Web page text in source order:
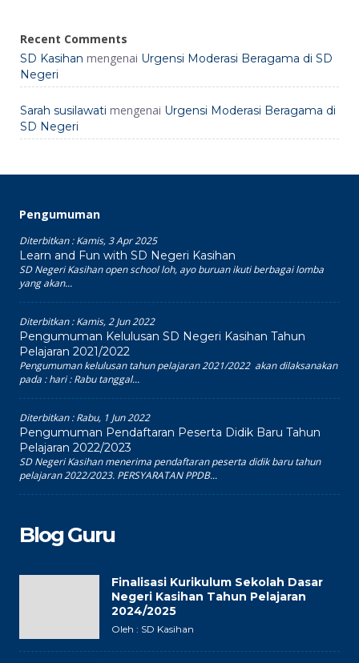
Recent Comments
SD Kasihan mengenai Urgensi Moderasi Beragama di SD
Negeri
Sarah susilawati mengenai Urgensi Moderasi Beragama di
SD Negeri
Pengumuman
Diterbitkan :Kamis, 3 Apr 2025
Learn and Fun with SD Negeri Kasihan
SD Negeri Kasihan open school loh, ayo buruan ikuti berbagai lomba
yang akan...
Diterbitkan :Kamis, 2 Jun 2022
Pengumuman Kelulusan SD Negeri Kasihan Tahun
Pelajaran 2021/2022
Pengumuman kelulusan tahun pelajaran 2021/2022 akan dilaksanakan
pada : hari : Rabu tanggal...
Diterbitkan :Rabu, 1 Jun 2022
Pengumuman Pendaftaran Peserta Didik Baru Tahun
Pelajaran 2022/2023
SD Negeri Kasihan menerima pendaftaran peserta didik baru tahun
pelajaran 2022/2023. PERSYARATAN PPDB...
Blog Guru
Finalisasi Kurikulum Sekolah Dasar
Negeri Kasihan Tahun Pelajaran
2024/2025
Oleh : SD Kasihan